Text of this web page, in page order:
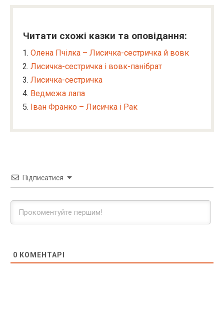
Читати схожі казки та оповідання:
Олена Пчілка – Лисичка-сестричка й вовк
Лисичка-сестричка і вовк-панібрат
Лисичка-сестричка
Ведмежа лапа
Іван Франко – Лисичка і Рак
Підписатися
0 КОМЕНТАРІ